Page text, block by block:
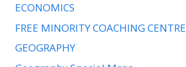
ECONOMICS
FREE MINORITY COACHING CENTRE
GEOGRAPHY